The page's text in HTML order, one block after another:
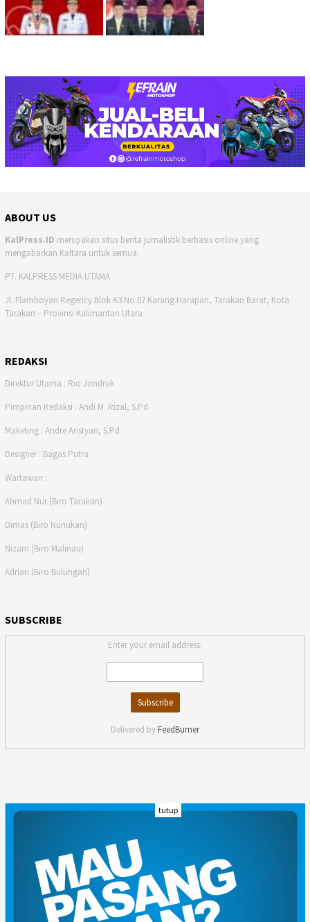
ABOUT US
KalPress.ID merupakan situs berita jurnalistik berbasis online yang
mengabarkan Kaltara untuk semua.
PT. KALPRESS MEDIA UTAMA
Jl. Flamboyan Regency Blok A3 No.07 Karang Harapan, Tarakan Barat, Kota
Tarakan – Provinsi Kalimantan Utara
REDAKSI
Direktur Utama : Rio Jondruk
Pimpinan Redaksi : Andi M. Rizal, S.Pd
Maketing : Andre Aristyan, S.Pd
Designer : Bagas Putra
Wartawan :
Ahmad Nur (Biro Tarakan)
Dimas (Biro Nunukan)
Nizam (Biro Malinau)
Adrian (Biro Bulungan)
SUBSCRIBE
Enter your email address:
Delivered by FeedBurner
INDEKS
KARIR
REDAKSI
PRIVACY POLICY
DISCLAIMER
TENTANG KAMI
KONTAK KAMI
tutup